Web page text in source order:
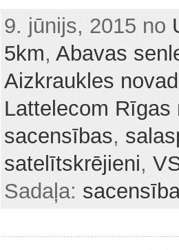
9. jūnijs, 2015 no
5km, Abavas
Aizkraukles
Lattelecom Rīgas
sacensības,
satelītskrējieni,
Sadaļa: